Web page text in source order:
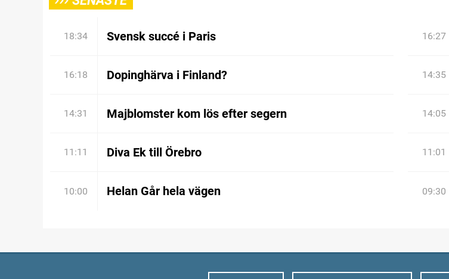
18:34 Svensk succé i Paris 16:27
16:18 Dopinghärva i Finland? 14:35
14:31 Majblomster kom lös efter segern 14:05
11:11 Diva Ek till Örebro 11:01
10:00 Helan Går hela vägen 09:30